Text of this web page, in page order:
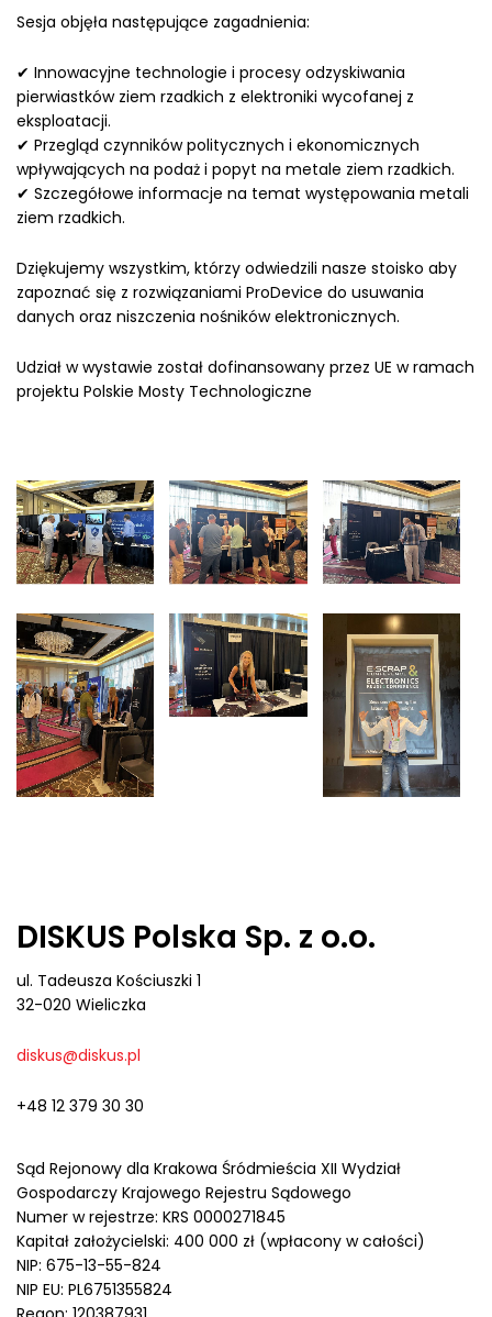
Sesja objęła następujące zagadnienia:
✔ Innowacyjne technologie i procesy odzyskiwania
pierwiastków ziem rzadkich z elektroniki wycofanej z
eksploatacji.
✔ Przegląd czynników politycznych i ekonomicznych
wpływających na podaż i popyt na metale ziem rzadkich.
✔ Szczegółowe informacje na temat występowania metali
ziem rzadkich.
Dziękujemy wszystkim, którzy odwiedzili nasze stoisko aby
zapoznać się z rozwiązaniami ProDevice do usuwania
danych oraz niszczenia nośników elektronicznych.
Udział w wystawie został dofinansowany przez UE w ramach
projektu Polskie Mosty Technologiczne
DISKUS Polska Sp. z o.o.
ul. Tadeusza Kościuszki 1
32-020 Wieliczka
diskus@diskus.pl
+48 12 379 30 30
Sąd Rejonowy dla Krakowa Śródmieścia XII Wydział
Gospodarczy Krajowego Rejestru Sądowego
Numer w rejestrze: KRS 0000271845
Kapitał założycielski: 400 000 zł (wpłacony w całości)
NIP: 675-13-55-824
NIP EU: PL6751355824